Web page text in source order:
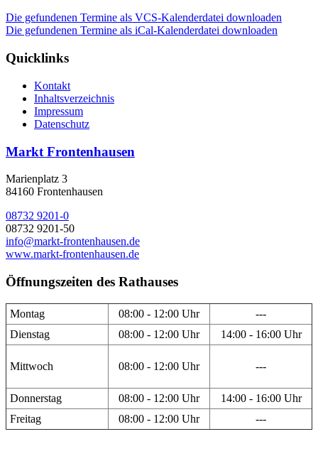
Die gefundenen Termine als VCS-Kalenderdatei downloaden
Die gefundenen Termine als iCal-Kalenderdatei downloaden
Quicklinks
Kontakt
Inhaltsverzeichnis
Impressum
Datenschutz
Markt Frontenhausen
Marienplatz 3
84160 Frontenhausen
08732 9201-0
08732 9201-50
info@markt-frontenhausen.de
www.markt-frontenhausen.de
Öffnungszeiten des Rathauses
Montag 08:00 - 12:00 Uhr
---
Dienstag
08:00 - 12:00 Uhr 14:00 - 16:00 Uhr
Mittwoch 08:00 - 12:00 Uhr ---
Donnerstag 08:00 - 12:00 Uhr
14:00 - 16:00 Uhr
Freitag
08:00 - 12:00 Uhr ---